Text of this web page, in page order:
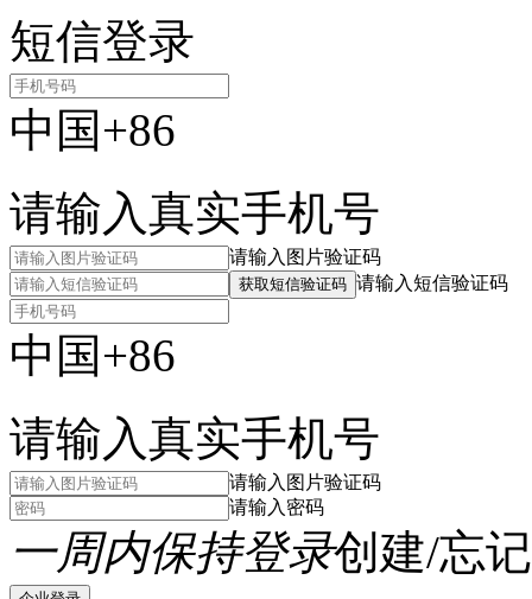
短信登录
中国+86
请输入真实手机号
请输入图片验证码
获取短信验证码 请输入短信验证码
中国+86
请输入真实手机号
请输入图片验证码
请输入密码
一周内保持登录创建/忘